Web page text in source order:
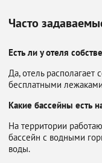
Часто
Есть ли у отеля
Да, отель
бесплатными
Какие бассейны есть
На территории
бассейн с водными
воды.